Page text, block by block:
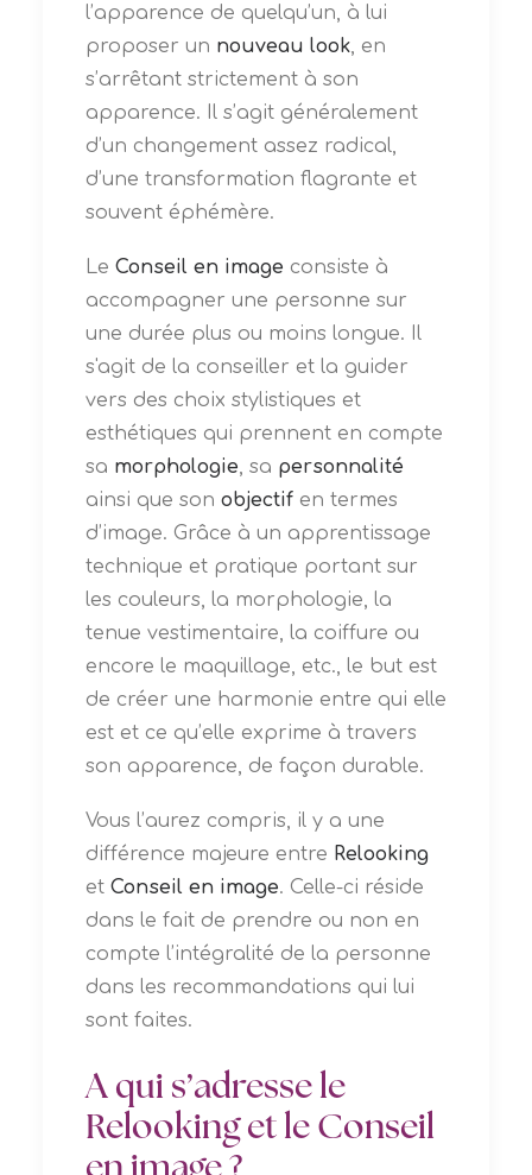
l’apparence de quelqu’un, à lui
proposer un nouveau look, en
s’arrêtant strictement à son
apparence. Il s’agit généralement
d’un changement assez radical,
d’une transformation flagrante et
souvent éphémère.
Le Conseil en image consiste à
accompagner une personne sur
une durée plus ou moins longue. Il
s'agit de la conseiller et la guider
vers des choix stylistiques et
esthétiques qui prennent en compte
sa morphologie, sa personnalité
ainsi que son objectif en termes
d’image. Grâce à un apprentissage
technique et pratique portant sur
les couleurs, la morphologie, la
tenue vestimentaire, la coiffure ou
encore le maquillage, etc., le but est
de créer une harmonie entre qui elle
est et ce qu’elle exprime à travers
son apparence, de façon durable.
Vous l’aurez compris, il y a une
différence majeure entre Relooking
et Conseil en image. Celle-ci réside
dans le fait de prendre ou non en
compte l’intégralité de la personne
dans les recommandations qui lui
sont faites.
A qui s’adresse le
Relooking et le Conseil